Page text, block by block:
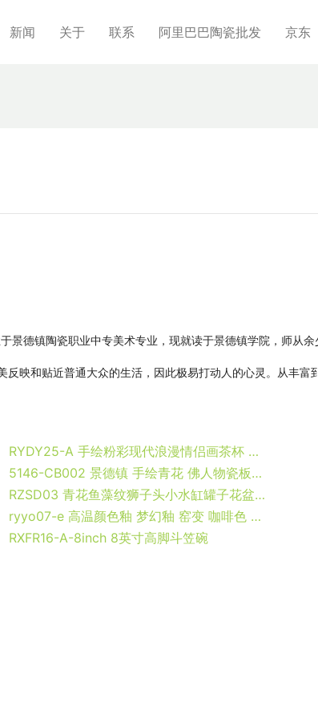
新闻 关于 联系 阿里巴巴陶瓷批发 京东
德镇陶瓷职业中专美术专业，现就读于景德镇学院，师从余
映和贴近普通大众的生活，因此极易打动人的心灵。从丰富
RYDY25-A 手绘粉彩现代浪漫情侣画茶杯 品茗杯 咖啡杯
5146-CB002 景德镇 手绘青花 佛人物瓷板画 装饰品 厂家直销
RZSD03 青花鱼藻纹狮子头小水缸罐子花盆 高：28直径：35.5口径：底径：21.5重量：7.4KG
ryyo07-e 高温颜色釉 梦幻釉 窑变 咖啡色 美人瓶 花瓶
RXFR16-A-8inch 8英寸高脚斗笠碗